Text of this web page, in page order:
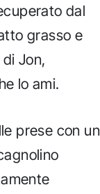
dal
grasso e
Jon,
lo ami.
prese con un